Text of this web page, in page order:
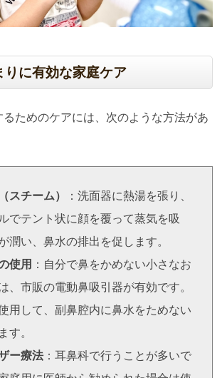
りに有効な家庭ケア
ためのケアには、次のような方法があ
スチーム）
：洗面器に熱湯を張り、
でテント状に顔を覆って蒸気を吸
潤い、鼻水の排出を促します。
使用 ：自分で鼻をかめない小さなお
、市販の電動鼻吸引器が有効です。
用して、副鼻腔内に鼻水をためない
す。
ー療法 ：耳鼻科で行うことが多いで